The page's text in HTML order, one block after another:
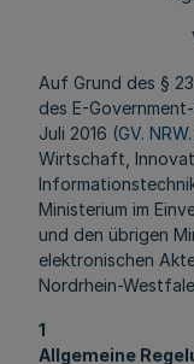
Auf Grund des §
des E-
Juli 2016 (GV.
Wirtschaft,
Ministerium im
und den übrigen
elektronischen
Nordrhein-
1
Allgemeine